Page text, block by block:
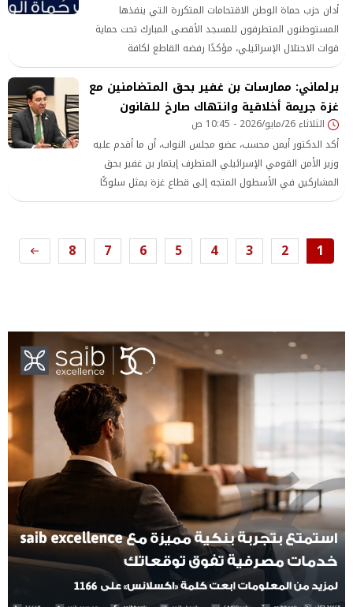
أدان حزب حماة الوطن الاقتحامات المتكررة التي ينفذها
المستوطنون المتطرفون للمسجد الأقصى المبارك تحت حماية
قوات الاحتلال الإسرائيلي، مؤكدًا رفضه القاطع لكافة
الممارسات التي تستهدف المساس
برلماني: ممارسات بن غفير بحق المتضامنين مع
غزة جريمة أخلاقية وانتهاك صارخ للقانون
الثلاثاء 26/مايو/2026 - 10:45 ص
أكد الدكتور أيمن محسب، عضو مجلس النواب، أن ما أقدم عليه
وزير الأمن القومي الإسرائيلي المتطرف إيتمار بن غفير بحق
المشاركين في الأسطول المتجه إلى قطاع غزة يمثل سلوكًا
مشينًا ومرفوضًا أخلاقيًا وإنسانيًا
1
2
3
4
5
6
7
8